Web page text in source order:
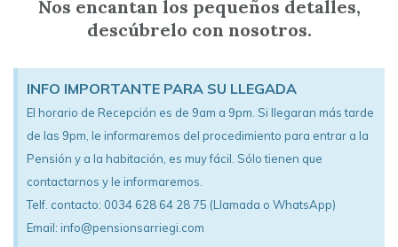
Nos encantan los pequeños detalles,
descúbrelo con nosotros.
INFO IMPORTANTE PARA SU LLEGADA
El horario de Recepción es de 9am a 9pm. Si llegaran más tarde
de las 9pm, le informaremos del procedimiento para entrar a la
Pensión y a la habitación, es muy fácil. Sólo tienen que
contactarnos y le informaremos.
Telf. contacto: 0034 628 64 28 75 (Llamada o WhatsApp)
Email: info@pensionsarriegi.com